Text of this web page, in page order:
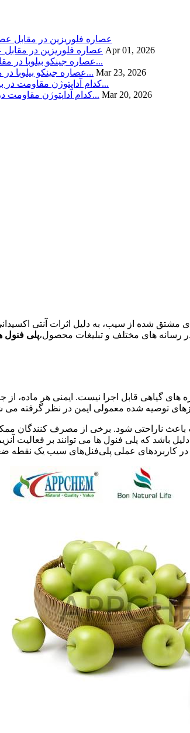
عصاره فلوریزین در Apr 01, 2026
عصاره جینکو بیلوبا در مقابل فسفاتیدیل سرین: کدام یک بهتر از عملکرد شناختی و س... Mar 23, 2026
عصاره جینسینگ در مقابل عصاره Eleuthero: کدام آداپتوژن مقاومت در برابر استرس ر... Mar 20, 2026
مشتق شده از سیب، به دلیل اثرات آنتی
رسانه های مختلف و تبلیغات محصول،پلی فنول
قابل اجرا نیست. ایمنی هر ماده، از
ناراحتی شود. برخی از مصرف کنندگان
که پلی فنول ها می توانند بر فعالیت آنزیم